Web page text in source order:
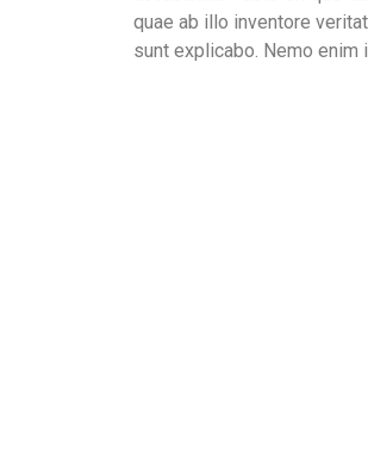
quae ab illo inventore
sunt explicabo. Nemo enim